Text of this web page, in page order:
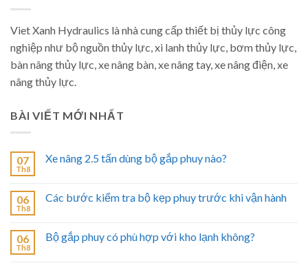
Viet Xanh Hydraulics là nhà cung cấp thiết bị thủy lực công
nghiệp như bộ nguồn thủy lực, xi lanh thủy lực, bơm thủy lực,
bàn nâng thủy lực, xe nâng bàn, xe nâng tay, xe nâng điện, xe
nâng thủy lực.
BÀI VIẾT MỚI NHẤT
07
Th8
Xe nâng 2.5 tấn dùng bộ gắp phuy nào?
06
Th8
Các bước kiểm tra bộ kẹp phuy trước khi vận hành
06
Th8
Bộ gắp phuy có phù hợp với kho lạnh không?